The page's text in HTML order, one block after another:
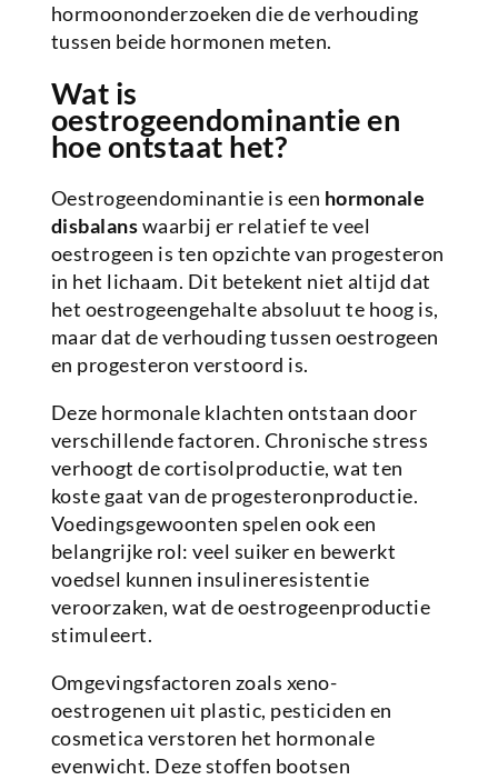
hormoononderzoeken die de verhouding
tussen beide hormonen meten.
Wat is
oestrogeendominantie en
hoe ontstaat het?
Oestrogeendominantie is een hormonale
disbalanswaarbij er relatief te veel
oestrogeen is ten opzichte van progesteron
in het lichaam. Dit betekent niet altijd dat
het oestrogeengehalte absoluut te hoog is,
maar dat de verhouding tussen oestrogeen
en progesteron verstoord is.
Deze hormonale klachten ontstaan door
verschillende factoren. Chronische stress
verhoogt de cortisolproductie, wat ten
koste gaat van de progesteronproductie.
Voedingsgewoonten spelen ook een
belangrijke rol: veel suiker en bewerkt
voedsel kunnen insulineresistentie
veroorzaken, wat de oestrogeenproductie
stimuleert.
Omgevingsfactoren zoals xeno-
oestrogenen uit plastic, pesticiden en
cosmetica verstoren het hormonale
evenwicht. Deze stoffen bootsen